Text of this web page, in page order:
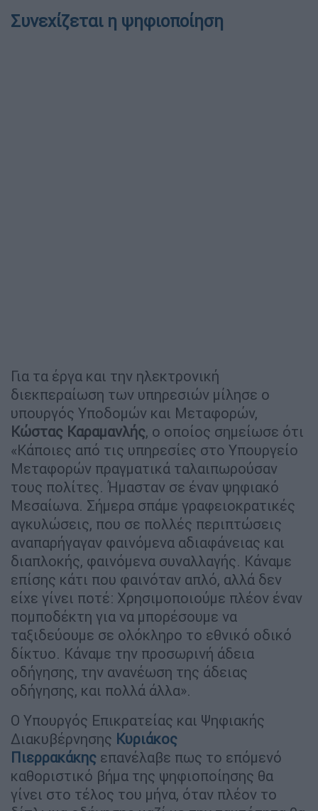
Συνεχίζεται η ψηφιοποίηση
Για τα έργα και την ηλεκτρονική
διεκπεραίωση των υπηρεσιών μίλησε ο
υπουργός Υποδομών και Μεταφορών,
Κώστας Καραμανλής, ο οποίος σημείωσε ότι
«Κάποιες από τις υπηρεσίες στο Υπουργείο
Μεταφορών πραγματικά ταλαιπωρούσαν
τους πολίτες. Ήμασταν σε έναν ψηφιακό
Μεσαίωνα. Σήμερα σπάμε γραφειοκρατικές
αγκυλώσεις, που σε πολλές περιπτώσεις
αναπαρήγαγαν φαινόμενα αδιαφάνειας και
διαπλοκής, φαινόμενα συναλλαγής. Κάναμε
επίσης κάτι που φαινόταν απλό, αλλά δεν
είχε γίνει ποτέ: Χρησιμοποιούμε πλέον έναν
πομποδέκτη για να μπορέσουμε να
ταξιδεύουμε σε ολόκληρο το εθνικό οδικό
δίκτυο. Κάναμε την προσωρινή άδεια
οδήγησης, την ανανέωση της άδειας
οδήγησης, και πολλά άλλα».
Ο Υπουργός Επικρατείας και Ψηφιακής
Διακυβέρνησης Κυριάκος
Πιερρακάκης επανέλαβε πως το επόμενό
καθοριστικό βήμα της ψηφιοποίησης θα
γίνει στο τέλος του μήνα, όταν πλέον το